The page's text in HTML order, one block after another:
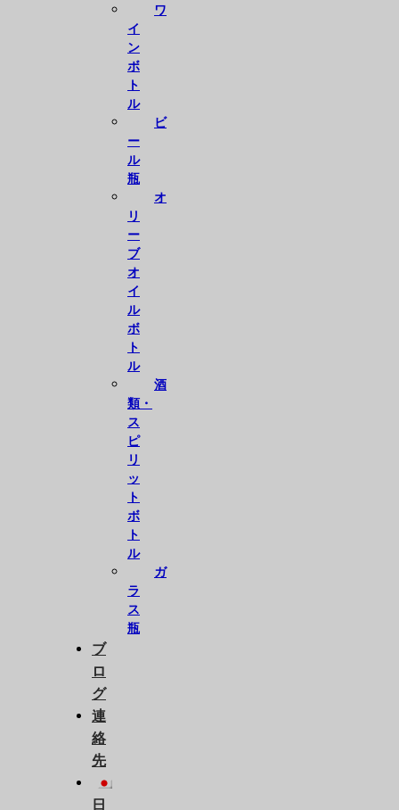
ワ
イ
ン
ボ
ト
ル
ビ
ー
ル
瓶
オ
リ
ー
ブ
オ
イ
ル
ボ
ト
ル
酒
類・
ス
ピ
リ
ッ
ト
ボ
ト
ル
ガ
ラ
ス
瓶
ブ
ロ
グ
連
絡
先
日